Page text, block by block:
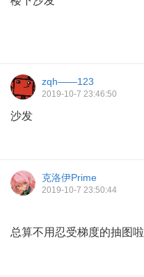
zqh——123
2019-10-7 23:46:50
沙发
克洛伊Prime
2019-10-7 23:50:44
总算不用忍受梯度的抽图啦